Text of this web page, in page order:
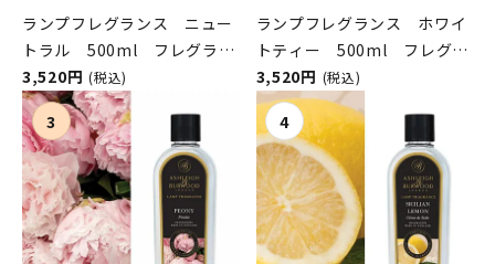
ランプフレグランス ニュー
トラル 500ml フレグラン
スランプ用オイル
ASHLEIGH&BURWOOD（ア
シュレイアンドバーウッド）
3,520円 (税込)
ランプフレグランス ホワイ
トティー 500ml フレグラ
ンスランプ用オイル
ASHLEIGH&BURWOOD（ア
シュレイアンドバーウッド）
3,520円 (税込)